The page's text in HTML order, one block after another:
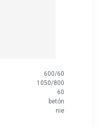
600/60
1050/800
60
betón
nie